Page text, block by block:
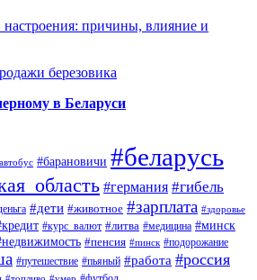
причины, влияние и
березовика
в Беларуси
#барановичи #беларусь
#германия #гибель
#дети #животное #зарплата #здоровье
#курс_валют #литва #медицина #минск
#пенсия #пинск #подорожание
#путешествие #пьяный #работа #россия